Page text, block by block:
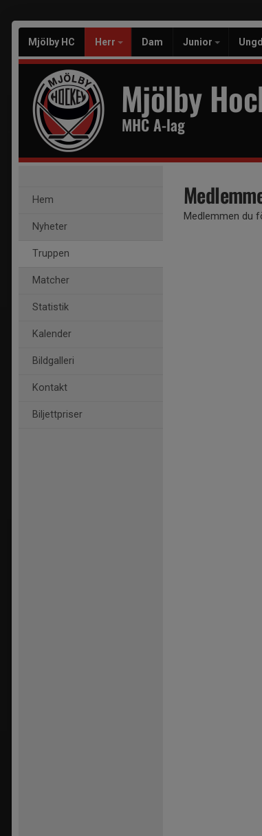
Mjölby HC Herr Dam Junior
Mjölby
MHC A-lag
Hem
Nyheter
Truppen
Matcher
Statistik
Kalender
Bildgalleri
Kontakt
Biljettpriser
Medlemmen du